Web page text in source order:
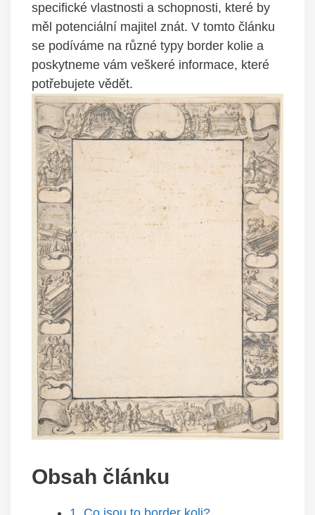
specifické vlastnosti a schopnosti, které by
měl potenciální majitel znát. V tomto článku
se podíváme na různé typy border kolie a
poskytneme vám veškeré informace, které
potřebujete vědět.
Obsah článku